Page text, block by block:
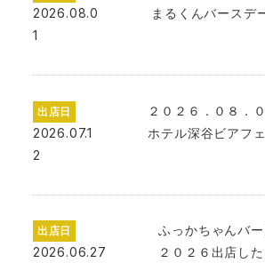
2026.08.0
1
まるくんバースデ
出店日
2026.07.1
2
２０２６．０８．
ホテル深谷ビアフ
出店日
2026.06.27
ふっかちゃんバ
２０２６出店し